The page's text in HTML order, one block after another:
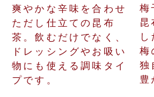
爽やかな辛味を合わせ
ただし仕立ての昆布
茶。飲むだけでなく、
ドレッシングやお吸い
物にも使える調味タイ
プです。
梅
昆
し
梅
独
豊